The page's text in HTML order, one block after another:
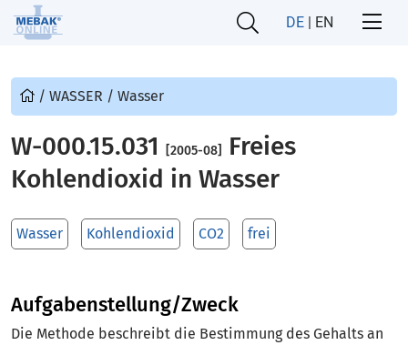
DE | EN
/ WASSER / Wasser
W-000.15.031 [2005-08]
Freies
Kohlendioxid in Wasser
Wasser Kohlendioxid CO2 frei
Aufgabenstellung/Zweck
Die Methode beschreibt die Bestimmung des Gehalts an